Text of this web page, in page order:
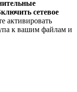
сетевое
активировать
к вашим файлам и